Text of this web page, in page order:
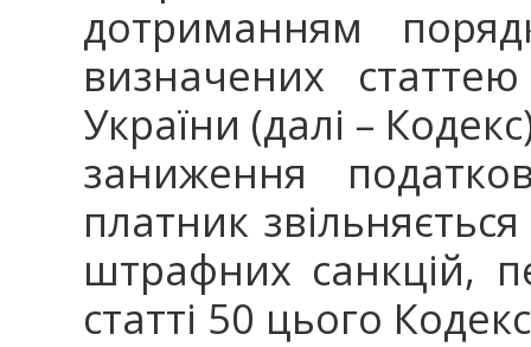
дотриманням
визначених
України (далі –
заниження
платник
штрафних санкцій,
статті 50 цього